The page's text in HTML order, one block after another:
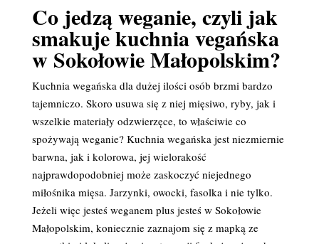
Co jedzą weganie, czyli jak
smakuje kuchnia vegańska
w Sokołowie Małopolskim?
Kuchnia wegańska dla dużej ilości osób brzmi bardzo
tajemniczo. Skoro usuwa się z niej mięsiwo, ryby, jak i
wszelkie materiały odzwierzęce, to właściwie co
spożywają weganie? Kuchnia wegańska jest niezmiernie
barwna, jak i kolorowa, jej wielorakość
najprawdopodobniej może zaskoczyć niejednego
miłośnika mięsa. Jarzynki, owocki, fasolka i nie tylko.
Jeżeli więc jesteś weganem plus jesteś w Sokołowie
Małopolskim, koniecznie zaznajom się z mapką ze